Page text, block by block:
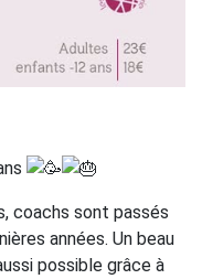
coachs sont passés
années. Un beau
possible grâce à